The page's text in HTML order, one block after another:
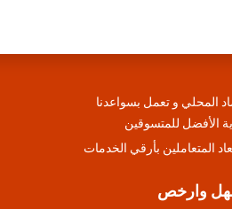
المحلي و تعمل بسواعدنا
الأفضل للمتسوقين
المتعاملين بأرقي الخدمات
وارخص